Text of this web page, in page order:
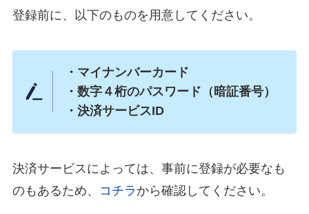
登録前に、以下のものを用意してください。
・マイナンバーカード
・数字４桁のパスワード（暗証番号）
・決済サービスID
決済サービスによっては、事前に登録が必要なも
のもあるため、
コチラ から確認してください。